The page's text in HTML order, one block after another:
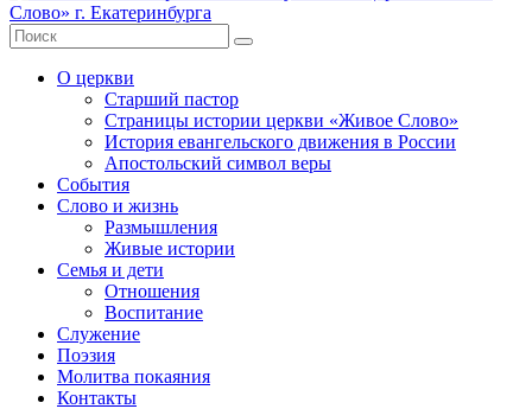
Христианская
церковь
"Живое
Слово"
религиозная
организация
Библейская
веры
евангельской
Слово"
Екатеринбурга
О церкви
Старший пастор
Страницы истории церкви «Живое Слово»
История евангельского движения в России
Апостольский символ веры
События
Слово и жизнь
Размышления
Живые истории
Семья и дети
Отношения
Воспитание
Служение
Поэзия
Молитва покаяния
Контакты